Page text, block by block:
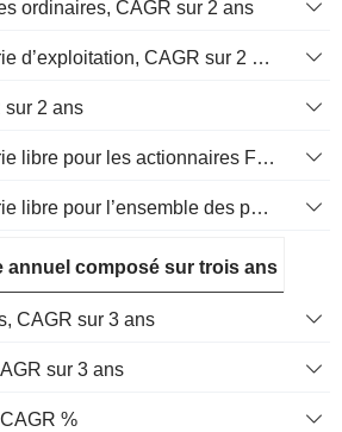
ordinaires, CAGR sur 2 ans
Flux de trésorerie d’exploitation, CAGR sur 2 ans
2 ans
Flux de trésorerie libre pour les actionnaires FCFE, CAGR sur 2 ans
Flux de trésorerie libre pour l’ensemble des pourvoyeurs de fonds (créanciers et actionnaires) FCFF, CAGR sur 2 ans
annuel composé sur trois ans
CAGR sur 3 ans
sur 3 ans
%